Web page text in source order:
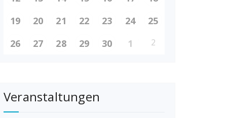
19
20 21 22 23 24
25
26
27 28 29 30 1 2
Veranstaltungen